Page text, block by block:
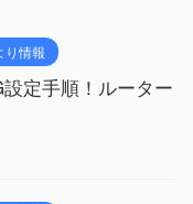
り情報
定手順！ルーター